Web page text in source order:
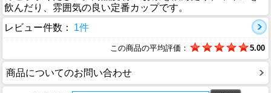
飲んだり、雰囲気の良い定番カップです。
レビュー件数：
1件
この商品の平均評価： 5.00
商品についてのお問い合わせ